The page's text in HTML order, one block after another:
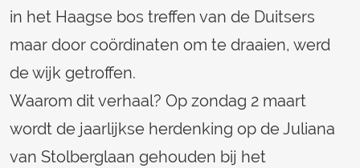
in het Haagse bos treffen van de Duitsers
maar door coördinaten om te draaien, werd
de wijk getroffen.
Waarom dit verhaal? Op zondag 2 maart
wordt de jaarlijkse herdenking op de Juliana
van Stolberglaan gehouden bij het